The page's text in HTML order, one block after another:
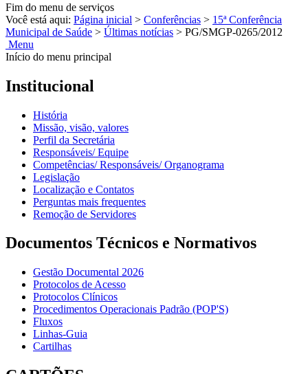
Fim do menu de serviços
Você está aqui: Página inicial > Conferências > 15ª Conferência
Municipal de Saúde > Últimas notícias > PG/SMGP-0265/2012
Menu
Início do menu principal
Institucional
História
Missão, visão, valores
Perfil da Secretária
Responsáveis/ Equipe
Competências/ Responsáveis/ Organograma
Legislação
Localização e Contatos
Perguntas mais frequentes
Remoção de Servidores
Documentos Técnicos e Normativos
Gestão Documental 2026
Protocolos de Acesso
Protocolos Clínicos
Procedimentos Operacionais Padrão (POP'S)
Fluxos
Linhas-Guia
Cartilhas